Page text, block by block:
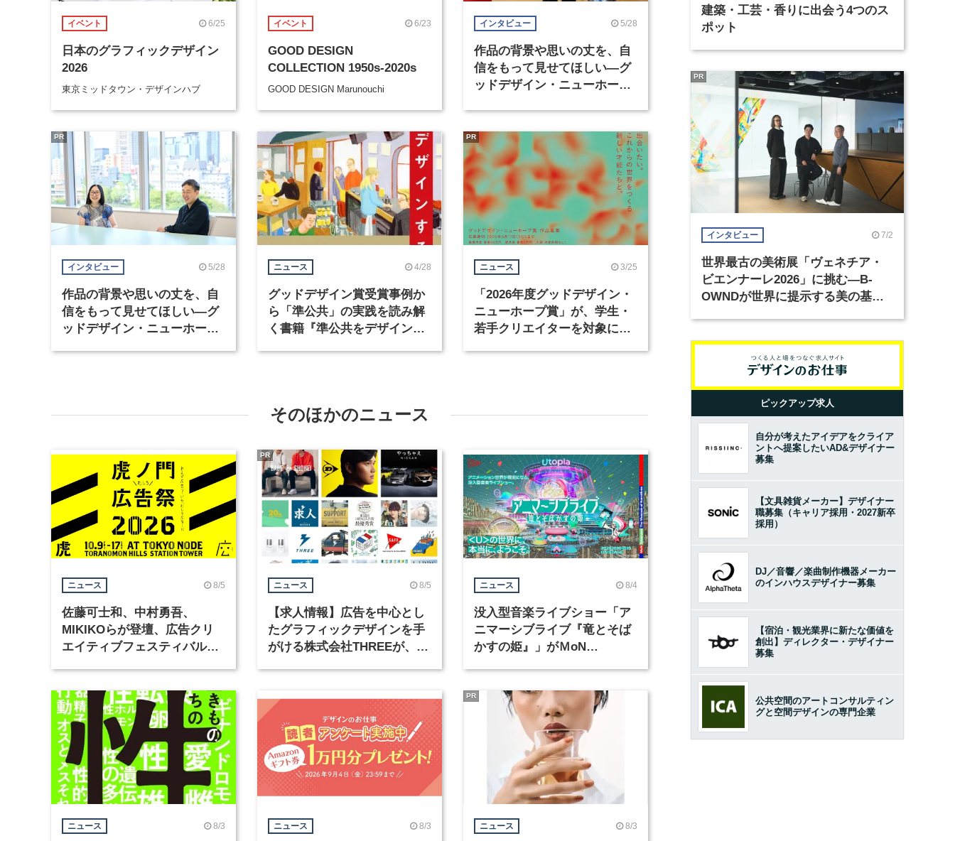
イベント 6/25
日本のグラフィックデザイン
2026
東京ミッドタウン・デザインハブ
イベント 6/23
GOOD DESIGN
COLLECTION 1950s-2020s
GOOD DESIGN Marunouchi
インタビュー 5/28
作品の背景や思いの丈を、自
信をもって見せてほしい―グ
ッドデザイン・ニューホープ
インタビュー 5/28
作品の背景や思いの丈を、自
信をもって見せてほしい―グ
ッドデザイン・ニューホープ
PR
ニュース 4/28
グッドデザイン賞受賞事例か
ら「準公共」の実践を読み解
く書籍『準公共をデザインす
ニュース 3/25
「2026年度グッドデザイン・
ニューホープ賞」が、学生・
若手クリエイターを対象に募
PR
そのほかのニュース
ニュース 8/5
佐藤可士和、中村勇吾、
MIKIKOらが登壇、広告クリ
エイティブフェスティバル
ニュース 8/5
【求人情報】広告を中心とし
たグラフィックデザインを手
がける株式会社THREEが、グ
PR
ニュース 8/4
没入型音楽ライブショー「ア
ニマーシブライブ『竜とそば
かすの姫』」がＭoN
ニュース 8/3 ニュース 8/3 ニュース 8/3
PR
建築・工芸・香りに出会う4つのス
ポット
インタビュー 7/2
世界最古の美術展「ヴェネチア・
ビエンナーレ2026」に挑む―B-
OWNDが世界に提示する美の基準
PR
ピックアップ求人
自分が考えたアイデアをクライア
ントへ提案したいAD&デザイナー
募集
【文具雑貨メーカー】デザイナー
職募集（キャリア採用・2027新卒
採用）
DJ／音響／楽曲制作機器メーカー
のインハウスデザイナー募集
【宿泊・観光業界に新たな価値を
創出】ディレクター・デザイナー
募集
公共空間のアートコンサルティン
グと空間デザインの専門企業